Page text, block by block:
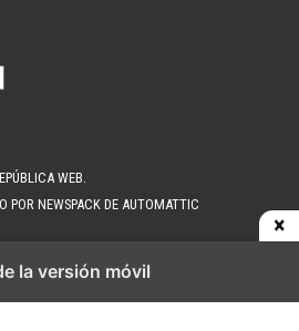
WEB.
POR NEWSPACK DE AUTOMATTIC
la versión móvil